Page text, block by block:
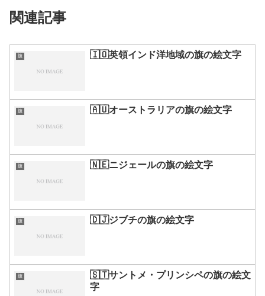
関連記事
旗 🇮🇴英領インド洋地域の旗の絵文字
旗 🇦🇺オーストラリアの旗の絵文字
旗 🇳🇪ニジェールの旗の絵文字
旗 🇩🇯ジブチの旗の絵文字
旗
🇸🇹サントメ・プリンシペの旗の絵文
字